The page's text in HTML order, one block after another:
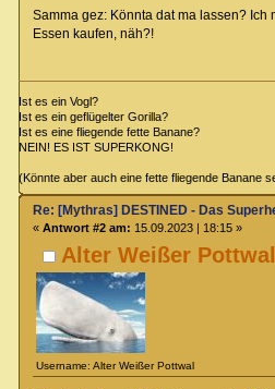
Samma gez: Könnta dat ma lassen? Ich
Essen kaufen, näh?!
Ist es ein Vogl?
Ist es ein geflügelter Gorilla?
Ist es eine fliegende fette Banane?
NEIN! ES IST SUPERKONG!
(Könnte aber auch eine fette fliegende Banane
Alter Weißer Pottwal
Username: Alter Weißer Pottwal
Re: [Mythras] DESTINED - Das
« Antwort #2 am: 15.09.2023 | 18:15 »